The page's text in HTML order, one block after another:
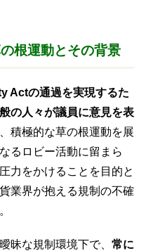
根運動とその背景
Actの通過を実現するた
の人々が議員に意見を表
積極的な草の根運動を展
るロビー活動に留まら
力をかけることを目的と
業界が抱える規制の不確
昧な規制環境下で、 常に